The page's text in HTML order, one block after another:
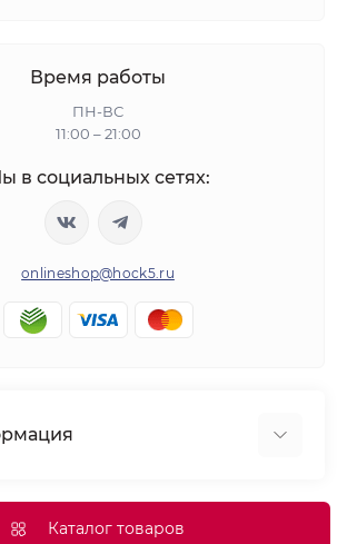
Время работы
ПН-ВС
11:00 – 21:00
в социальных сетях:
onlineshop@hock5.ru
Каталог товаров